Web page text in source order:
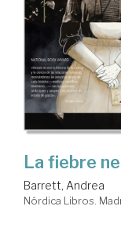
La fiebre
Barrett, Andrea
Nórdica Libros.